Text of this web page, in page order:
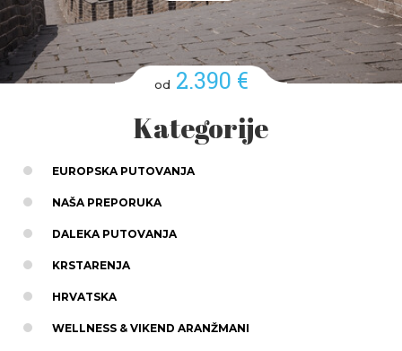
od 2.390 €
Kategorije
EUROPSKA PUTOVANJA
NAŠA PREPORUKA
DALEKA PUTOVANJA
KRSTARENJA
HRVATSKA
WELLNESS & VIKEND ARANŽMANI